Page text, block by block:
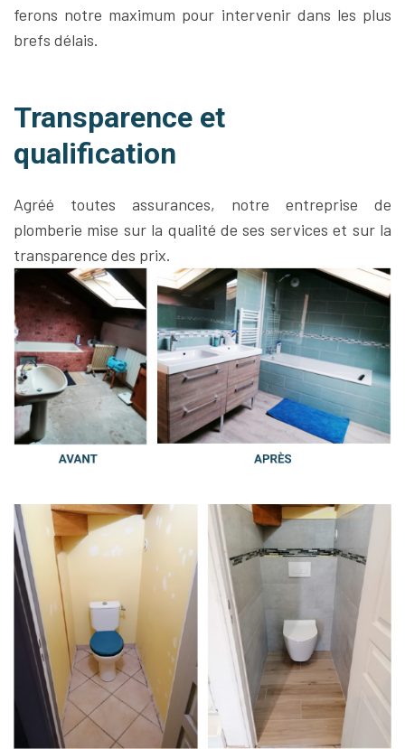
ferons notre maximum pour intervenir dans les plus
brefs délais.
Transparence et
qualification
Agréé toutes assurances, notre entreprise de
plomberie mise sur la qualité de ses services et sur la
transparence des prix.